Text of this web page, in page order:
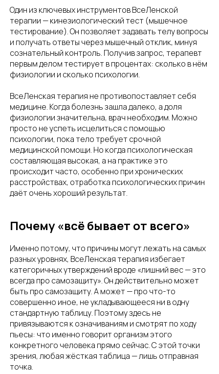
Один из ключевых инструментов ВсеЛенской
терапии — кинезиологический тест (мышечное
тестирование). Он позволяет задавать телу вопросы
и получать ответы через мышечный отклик, минуя
сознательный контроль. Получив запрос, терапевт
первым делом тестирует в процентах: сколько в нём
физиологии и сколько психологии.
ВсеЛенская терапия не противопоставляет себя
медицине. Когда болезнь зашла далеко, а доля
физиологии значительна, врач необходим. Можно
просто не успеть исцелиться с помощью
психологии, пока тело требует срочной
медицинской помощи. Но когда психологическая
составляющая высокая, а на практике это
происходит часто, особенно при хронических
расстройствах, отработка психологических причин
даёт очень хороший результат.
Почему «всё бывает от всего»
Именно потому, что причины могут лежать на самых
разных уровнях, ВсеЛенская терапия избегает
категоричных утверждений вроде «лишний вес — это
всегда про самозащиту». Он действительно может
быть про самозащиту. А может — про что-то
совершенно иное, не укладывающееся ни в одну
стандартную таблицу. Поэтому здесь не
привязываются к означиваниям и смотрят по ходу
пьесы: что именно говорит организм этого
конкретного человека прямо сейчас. С этой точки
зрения, любая жёсткая таблица — лишь отправная
точка.